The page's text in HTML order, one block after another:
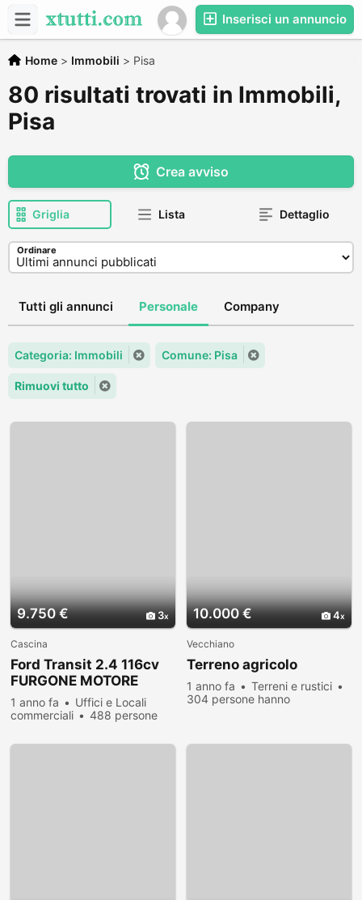
Inserisci un annuncio
Home > Immobili > Pisa
80 risultati trovati in Immobili,
Pisa
Crea avviso
Griglia Lista Dettaglio
Ordinare
Tutti gli annunci Personale Company
Categoria: Immobili Comune: Pisa
Rimuovi tutto
9.750 € 3
Cascina
Ford Transit 2.4 116cv
FURGONE MOTORE
NUOVO Pisa
1 anno fa
Uffici e Locali
commerciali
488 persone
10.000 € 4
Vecchiano
Terreno agricolo
1 anno fa
Terreni e rustici
304 persone hanno